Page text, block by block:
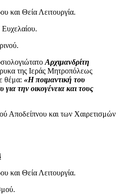
και Θεία Λειτουργία.
Αρχιμανδρίτη
της Ιεράς Μητροπόλεως
θέμα: «Η ποιμαντική του
την οικογένεια και τους
Αποδείπνου και των Χαιρετισμών
και Θεία Λειτουργία.